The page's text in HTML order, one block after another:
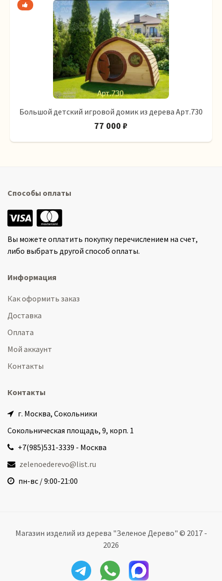
Большой детский игровой домик из дерева Арт.730
77 000 ₽
Способы оплаты
Вы можете оплатить покупку перечислением на счет,
либо выбрать другой способ оплаты.
Информация
Как оформить заказ
Доставка
Оплата
Мой аккаунт
Контакты
Контакты
г. Москва, Сокольники
Сокольническая площадь, 9, корп. 1
+7(985)531-3339 - Москва
zelenoederevo@list.ru
пн-вс / 9:00-21:00
Магазин изделий из дерева "Зеленое Дерево" © 2017 -
2026